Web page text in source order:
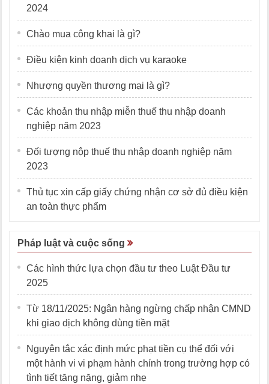
2024
Chào mua công khai là gì?
Điều kiện kinh doanh dịch vụ karaoke
Nhượng quyền thương mại là gì?
Các khoản thu nhập miễn thuế thu nhập doanh
nghiệp năm 2023
Đối tượng nộp thuế thu nhập doanh nghiệp năm
2023
Thủ tục xin cấp giấy chứng nhận cơ sở đủ điều kiện
an toàn thực phẩm
Pháp luật và cuộc sống
Các hình thức lựa chọn đầu tư theo Luật Đầu tư
2025
Từ 18/11/2025: Ngân hàng ngừng chấp nhận CMND
khi giao dịch không dùng tiền mặt
Nguyên tắc xác định mức phạt tiền cụ thể đối với
một hành vi vi phạm hành chính trong trường hợp có
tình tiết tăng nặng, giảm nhẹ